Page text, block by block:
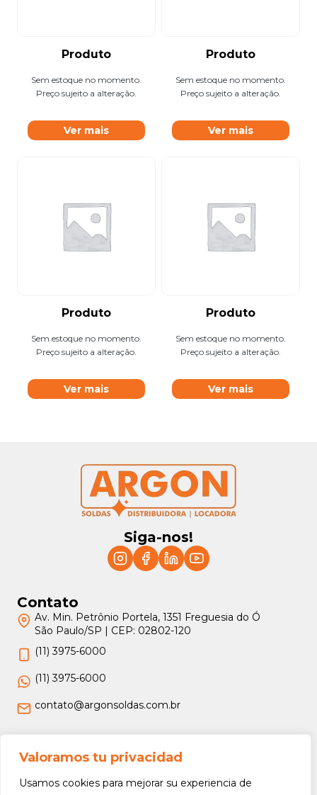
Valoramos tu privacidad
Usamos cookies para mejorar su experiencia de
Produto
Sem estoque no momento.
Preço sujeito a alteração.
Ver mais
Produto
Sem estoque no momento.
Preço sujeito a alteração.
Ver mais
Produto
Sem estoque no momento.
Preço sujeito a alteração.
Ver mais
Produto
Sem estoque no momento.
Preço sujeito a alteração.
Ver mais
Siga-nos!
Contato
Av. Min. Petrônio Portela, 1351 Freguesia do Ó
São Paulo/SP | CEP: 02802-120
(11) 3975-6000
(11) 3975-6000
contato@argonsoldas.com.br
Jurídico
Termos e Condições
Política de Privacidade